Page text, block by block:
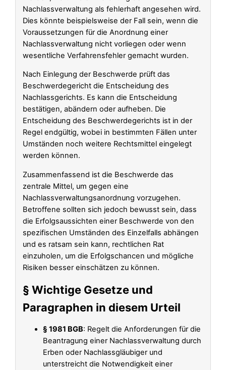
Nachlassverwaltung als fehlerhaft angesehen wird.
Dies könnte beispielsweise der Fall sein, wenn die
Voraussetzungen für die Anordnung einer
Nachlassverwaltung nicht vorliegen oder wenn
wesentliche Verfahrensfehler gemacht wurden.
Nach Einlegung der Beschwerde prüft das
Beschwerdegericht die Entscheidung des
Nachlassgerichts. Es kann die Entscheidung
bestätigen, abändern oder aufheben. Die
Entscheidung des Beschwerdegerichts ist in der
Regel endgültig, wobei in bestimmten Fällen unter
Umständen noch weitere Rechtsmittel eingelegt
werden können.
Zusammenfassend ist die Beschwerde das
zentrale Mittel, um gegen eine
Nachlassverwaltungsanordnung vorzugehen.
Betroffene sollten sich jedoch bewusst sein, dass
die Erfolgsaussichten einer Beschwerde von den
spezifischen Umständen des Einzelfalls abhängen
und es ratsam sein kann, rechtlichen Rat
einzuholen, um die Erfolgschancen und mögliche
Risiken besser einschätzen zu können.
§ Wichtige Gesetze und
Paragraphen in diesem Urteil
§ 1981 BGB: Regelt die Anforderungen für die
Beantragung einer Nachlassverwaltung durch
Erben oder Nachlassgläubiger und
unterstreicht die Notwendigkeit einer